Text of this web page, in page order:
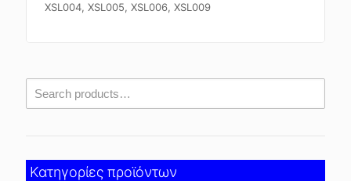
XSL004, XSL005, XSL006, XSL009
Κατηγορίες προϊόντων